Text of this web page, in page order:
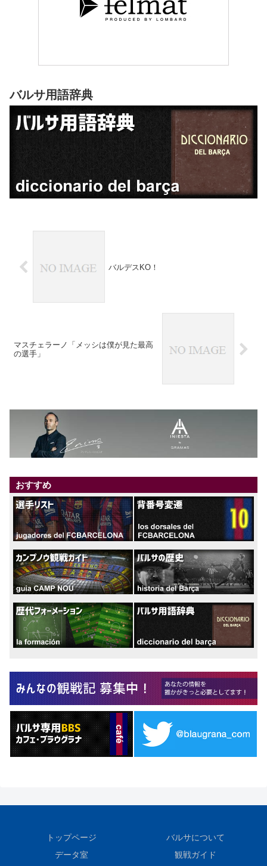
バルサ用語辞典
バルデスKO！
マスチェラーノ「メッシは僕が見た最高
の選手」
おすすめ
トップページ
バルサについて
データ室
観戦ガイド